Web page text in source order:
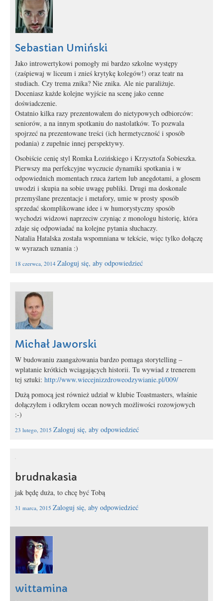
Sebastian Umiński
Jako introwertykowi pomogły mi bardzo szkolne występy
(zaśpiewaj w liceum i znieś krytykę kolegów!) oraz teatr na
studiach. Czy trema znika? Nie znika. Ale nie paraliżuje.
Doceniasz każde kolejne wyjście na scenę jako cenne
doświadczenie.
Ostatnio kilka razy prezentowałem do nietypowych odbiorców:
seniorów, a na innym spotkaniu do nastolatków. To pozwala
spojrzeć na prezentowane treści (ich hermetyczność i sposób
podania) z zupełnie innej perspektywy.
Osobiście cenię styl Romka Łozińskiego i Krzysztofa Sobieszka.
Pierwszy ma perfekcyjne wyczucie dynamiki spotkania i w
odpowiednich momentach rzuca żartem lub anegdotami, a głosem
uwodzi i skupia na sobie uwagę publiki. Drugi ma doskonale
przemyślane prezentacje i metafory, umie w prosty sposób
sprzedać skomplikowane idee i w humorystyczny sposób
wychodzi widzowi naprzeciw czyniąc z monologu historię, która
zdaje się odpowiadać na kolejne pytania słuchaczy.
Natalia Hatalska została wspomniana w tekście, więc tylko dołączę
w wyrazach uznania :)
18 czerwca, 2014 Zaloguj się, aby odpowiedzieć
Michał Jaworski
W budowaniu zaangażowania bardzo pomaga storytelling –
wplatanie krótkich wciągających historii. Tu wywiad z trenerem
tej sztuki: http://www.wiecejnizzdroweodzywianie.pl/009/
Dużą pomocą jest również udział w klubie Toastmasters, właśnie
dołączyłem i odkryłem ocean nowych możliwości rozowjowych
:-)
23 lutego, 2015 Zaloguj się, aby odpowiedzieć
brudnakasia
jak będę duża, to chcę być Tobą
31 marca, 2015 Zaloguj się, aby odpowiedzieć
wittamina